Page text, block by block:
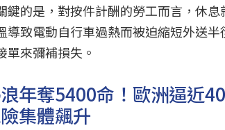
鍵的是，對按件計酬的勞工而言，休
導致電動自行車過熱而被迫縮短外送
單來彌補損失。
年奪5400命！歐洲逼近
集體飆升